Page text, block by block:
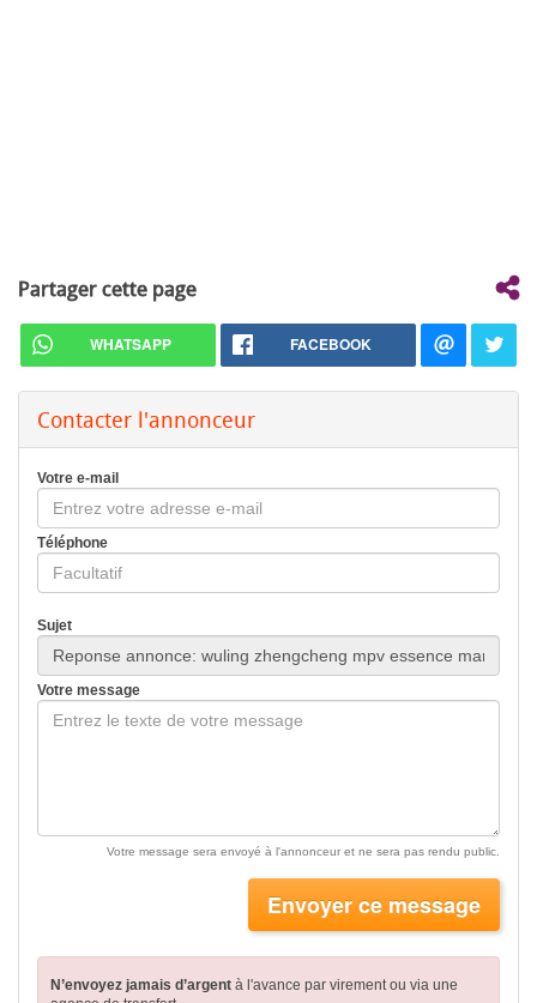
Partager cette page
WHATSAPP FACEBOOK
Contacter l'annonceur
Votre e-mail
Téléphone
Sujet
Votre message
Votre message sera envoyé à l'annonceur et ne sera pas rendu public.
Envoyer ce message
N’envoyez jamais d’argent à l'avance par virementou via une